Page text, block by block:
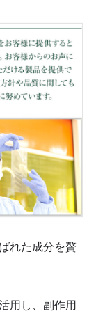
れた成分を贅
用し、副作用